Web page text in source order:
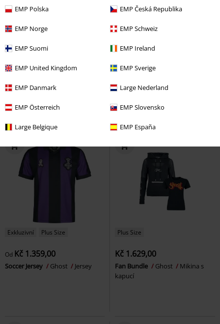
EMP Polska EMP Česká Republika
EMP Norge EMP Schweiz
EMP Suomi EMP Ireland
EMP United Kingdom EMP Sverige
EMP Danmark Large Nederland
EMP Österreich EMP Slovensko
Large Belgique EMP España
Exkluzivní Plus Size
Kč 545,00
lemováním
% Plus Size
OdKč 467,00
Exkluzivní Plus Size
Od Kč 1.359,00
Soccer Jersey Ghost Jersey
Plus Size
Kč 1.629,00
Fan Bundle Ghost
Mikina s
kapucí